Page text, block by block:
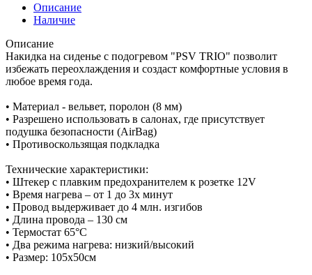
Описание
Наличие
Описание
Накидка на сиденье с подогревом "PSV TRIO" позволит
избежать переохлаждения и создаст комфортные условия в
любое время года.
• Материал - вельвет, поролон (8 мм)
• Разрешено использовать в салонах, где присутствует
подушка безопасности (AirBag)
• Противоскользящая подкладка
Технические характеристики:
• Штекер с плавким предохранителем к розетке 12V
• Время нагрева – от 1 до 3х минут
• Провод выдерживает до 4 млн. изгибов
• Длина провода – 130 см
• Термостат 65°C
• Два режима нагрева: низкий/высокий
• Размер: 105х50см